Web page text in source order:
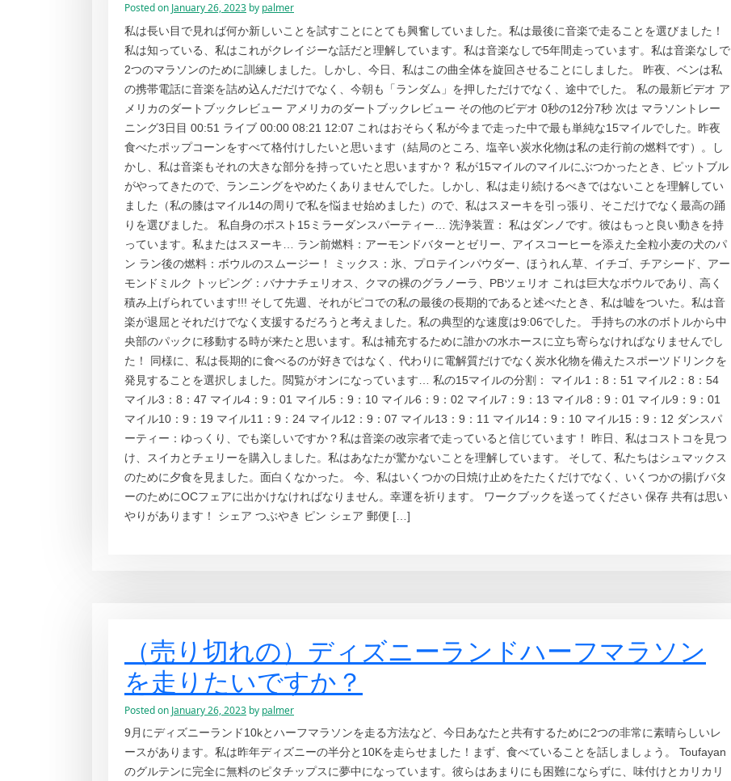
Posted on January 26, 2023 by palmer
私は長い目で見れば何か新しいことを試すことにとても興奮していました。私は最後に音楽で走ることを選びました！
私は知っている、私はこれがクレイジーな話だと理解しています。私は音楽なしで5年間走っています。私は音楽なしで
2つのマラソンのために訓練しました。しかし、今日、私はこの曲全体を旋回させることにしました。 昨夜、ベンは私
の携帯電話に音楽を詰め込んだだけでなく、今朝も「ランダム」を押しただけでなく、途中でした。 私の最新ビデオ ア
メリカのダートブックレビュー アメリカのダートブックレビュー その他のビデオ 0秒の12分7秒 次は マラソントレー
ニング3日目 00:51 ライブ 00:00 08:21 12:07 これはおそらく私が今まで走った中で最も単純な15マイルでした。昨夜
食べたポップコーンをすべて格付けしたいと思います（結局のところ、塩辛い炭水化物は私の走行前の燃料です）。し
かし、私は音楽もそれの大きな部分を持っていたと思いますか？ 私が15マイルのマイルにぶつかったとき、ピットブル
がやってきたので、ランニングをやめたくありませんでした。しかし、私は走り続けるべきではないことを理解してい
ました（私の膝はマイル14の周りで私を悩ませ始めました）ので、私はスヌーキを引っ張り、そこだけでなく最高の踊
りを選びました。 私自身のポスト15ミラーダンスパーティー… 洗浄装置： 私はダンノです。彼はもっと良い動きを持
っています。私またはスヌーキ… ラン前燃料：アーモンドバターとゼリー、アイスコーヒーを添えた全粒小麦の犬のパ
ン ラン後の燃料：ボウルのスムージー！ ミックス：氷、プロテインパウダー、ほうれん草、イチゴ、チアシード、アー
モンドミルク トッピング：バナナチェリオス、クマの裸のグラノーラ、PBツェリオ これは巨大なボウルであり、高く
積み上げられています!!! そして先週、それがピコでの私の最後の長期的であると述べたとき、私は嘘をついた。私は音
楽が退屈とそれだけでなく支援するだろうと考えました。私の典型的な速度は9:06でした。 手持ちの水のボトルから中
央部のパックに移動する時が来たと思います。私は補充するために誰かの水ホースに立ち寄らなければなりませんでし
た！ 同様に、私は長期的に食べるのが好きではなく、代わりに電解質だけでなく炭水化物を備えたスポーツドリンクを
発見することを選択しました。閲覧がオンになっています… 私の15マイルの分割： マイル1：8：51 マイル2：8：54
マイル3：8：47 マイル4：9：01 マイル5：9：10 マイル6：9：02 マイル7：9：13 マイル8：9：01 マイル9：9：01
マイル10：9：19 マイル11：9：24 マイル12：9：07 マイル13：9：11 マイル14：9：10 マイル15：9：12 ダンスパ
ーティー：ゆっくり、でも楽しいですか？私は音楽の改宗者で走っていると信じています！ 昨日、私はコストコを見つ
け、スイカとチェリーを購入しました。私はあなたが驚かないことを理解しています。 そして、私たちはシュマックス
のために夕食を見ました。面白くなかった。 今、私はいくつかの日焼け止めをたたくだけでなく、いくつかの揚げバタ
ーのためにOCフェアに出かけなければなりません。幸運を祈ります。 ワークブックを送ってください 保存 共有は思い
やりがあります！ シェア つぶやき ピン シェア 郵便 […]
（売り切れの）ディズニーランドハーフマラソン
を走りたいですか？
Posted on January 26, 2023 by palmer
9月にディズニーランド10kとハーフマラソンを走る方法など、今日あなたと共有するために2つの非常に素晴らしいレ
ースがあります。私は昨年ディズニーの半分と10Kを走らせました！まず、食べていることを話しましょう。 Toufayan
のグルテンに完全に無料のピタチップスに夢中になっています。彼らはあまりにも困難にならずに、味付けとカリカリ